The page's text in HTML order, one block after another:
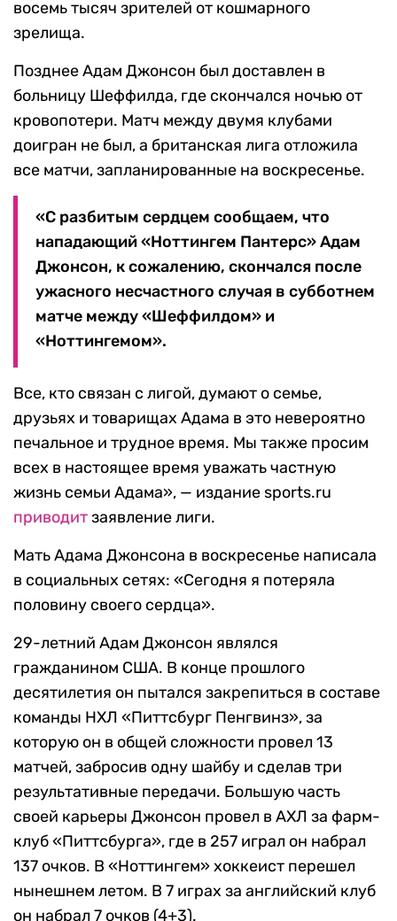
восемь тысяч зрителей от кошмарного
зрелища.
Позднее Адам Джонсон был доставлен в
больницу Шеффилда, где скончался ночью от
кровопотери. Матч между двумя клубами
доигран не был, а британская лига отложила
все матчи, запланированные на воскресенье.
«С разбитым сердцем сообщаем, что
нападающий «Ноттингем Пантерс» Адам
Джонсон, к сожалению, скончался после
ужасного несчастного случая в субботнем
матче между «Шеффилдом» и
«Ноттингемом».
Все, кто связан с лигой, думают о семье,
друзьях и товарищах Адама в это невероятно
печальное и трудное время. Мы также просим
всех в настоящее время уважать частную
жизнь семьи Адама», — издание sports.ru
приводитзаявление лиги.
Мать Адама Джонсона в воскресенье написала
в социальных сетях: «Сегодня я потеряла
половину своего сердца».
29-летний Адам Джонсон являлся
гражданином США. В конце прошлого
десятилетия он пытался закрепиться в составе
команды НХЛ «Питтсбург Пенгвинз», за
которую он в общей сложности провел 13
матчей, забросив одну шайбу и сделав три
результативные передачи. Большую часть
своей карьеры Джонсон провел в АХЛ за фарм-
клуб «Питтсбурга», где в 257 играл он набрал
137 очков. В «Ноттингем» хоккеист перешел
нынешнем летом. В 7 играх за английский клуб
он набрал 7 очков (4+3).